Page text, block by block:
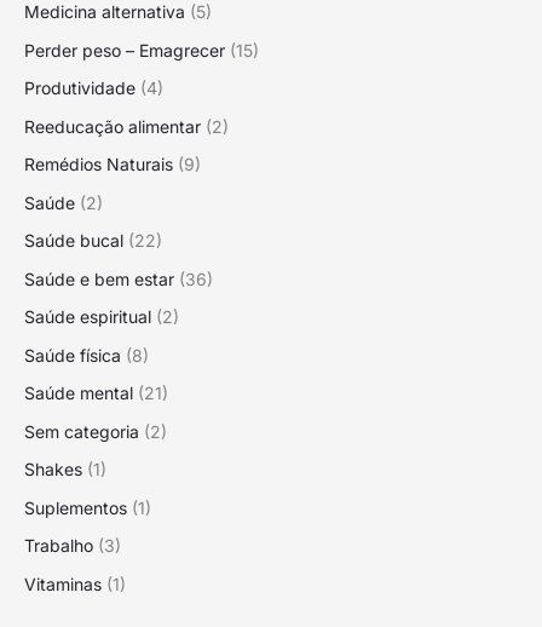
Medicina alternativa (5)
Perder peso – Emagrecer (15)
Produtividade (4)
Reeducação alimentar (2)
Remédios Naturais (9)
Saúde (2)
Saúde bucal (22)
Saúde e bem estar (36)
Saúde espiritual (2)
Saúde física (8)
Saúde mental (21)
Sem categoria (2)
Shakes (1)
Suplementos (1)
Trabalho (3)
Vitaminas (1)